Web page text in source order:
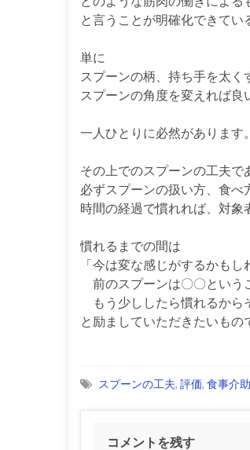
と言うことが明確化できてい
単に
スプーンの柄、持ち手を太く
スプーンの角度を変えれば良
一人ひとりに必然があります。
その上でのスプーンの工夫で
必ずスプーンの扱い方、食べ
時間の経過で慣れれば、対象
慣れるまでの間は
「今は変な感じがするかも
前のスプーンは〇〇という
もう少ししたら慣れるから
と励ましていただきたいもの
スプーンの工夫, 評価, 食事介助
コメントを残す